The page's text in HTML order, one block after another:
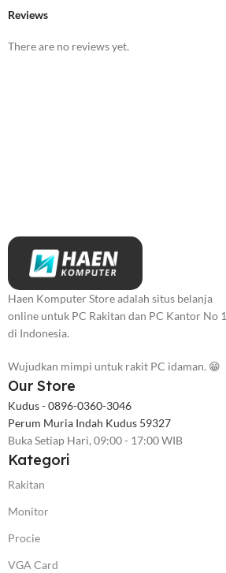
Reviews
There are no reviews yet.
Haen Komputer Store adalah situs belanja
online untuk PC Rakitan dan PC Kantor No 1
di Indonesia.
Wujudkan mimpi untuk rakit PC idaman. 😁
Our Store
Kudus - 0896-0360-3046
Perum Muria Indah Kudus 59327
Buka Setiap Hari, 09:00 - 17:00 WIB
Kategori
Rakitan
Monitor
Procie
VGA Card